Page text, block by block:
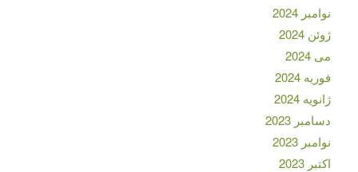
نوامبر 2024
ژوئن 2024
می 2024
فوریه 2024
ژانویه 2024
دسامبر 2023
نوامبر 2023
اکتبر 2023